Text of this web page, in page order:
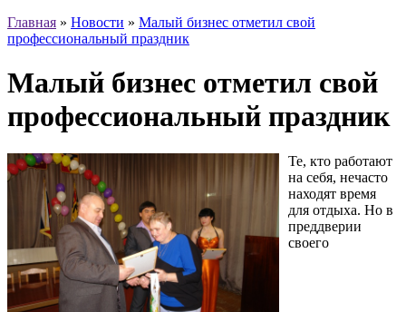
Главная » Новости » Малый бизнес отметил свой
профессиональный праздник
Малый бизнес отметил свой
профессиональный праздник
Те, кто работают
на себя, нечасто
находят время
для отдыха. Но в
преддверии
своего